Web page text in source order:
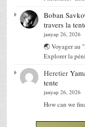
Boban
travers la
јануар 26, 2026
🌏 Voyager au
Explorer la
Heretier
tente
јануар 26, 2026
How can we